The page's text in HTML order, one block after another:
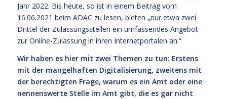
Jahr 2022. Bis heute, so ist in einem Beitrag vom
16.06.2021 beim ADAC zu lesen, bieten „nur etwa zwei
Drittel der Zulassungsstellen ein umfassendes Angebot
zur Online-Zulassung in ihren Internetportalen an.“
Wir haben es hier mit zwei Themen zu tun: Erstens
mit der mangelhaften Digitalisierung, zweitens mit
der berechtigten Frage, warum es ein Amt oder eine
nennenswerte Stelle im Amt gibt, die es gar nicht